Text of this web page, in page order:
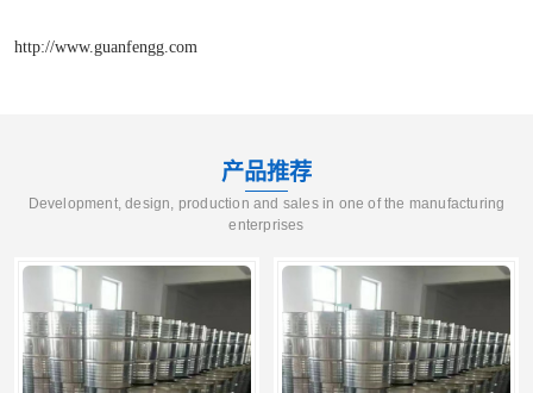
http://www.guanfengg.com
产品推荐
Development, design, production and sales in one of the manufacturing
enterprises